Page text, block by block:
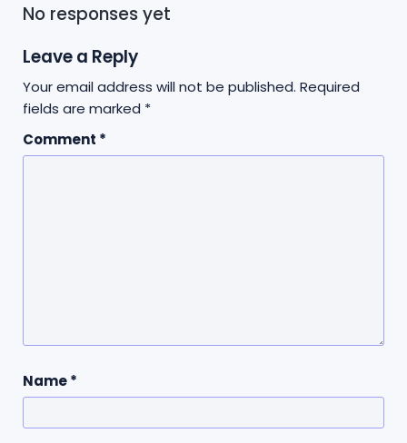
No responses yet
Leave a Reply
Your email address will not be published. Required
fields are marked *
Comment *
Name*